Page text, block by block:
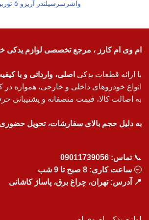
واشرسرسیلندر آریزو ۵ توربو
ام وی ام کارز ، مرجع تخصصی لوازم یدکی
با ارائه قطعات یدکی اصلی، وارداتی و با
انواع خودروهای داخلی و خارجی، همواره در
به اصالت کالا، قیمت منصفانه و پشتیبانی
به دلیل حجم بالای سفارشات، تحویل حضوری
📞تماس: 09011739056
🕘 ساعت کاری: 8 صبح تا 9 شب
📍 آدرس: تهران، چراغ برق، پاساژ کاشانی